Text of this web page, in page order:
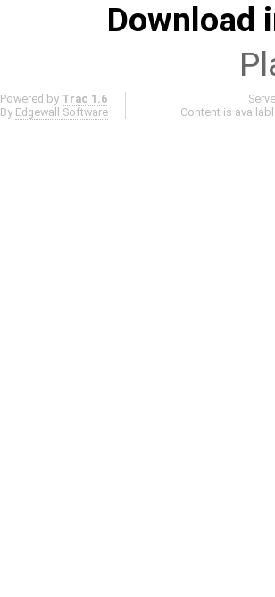
Download
Powered by Trac 1.6
By Edgewall Software
Content is